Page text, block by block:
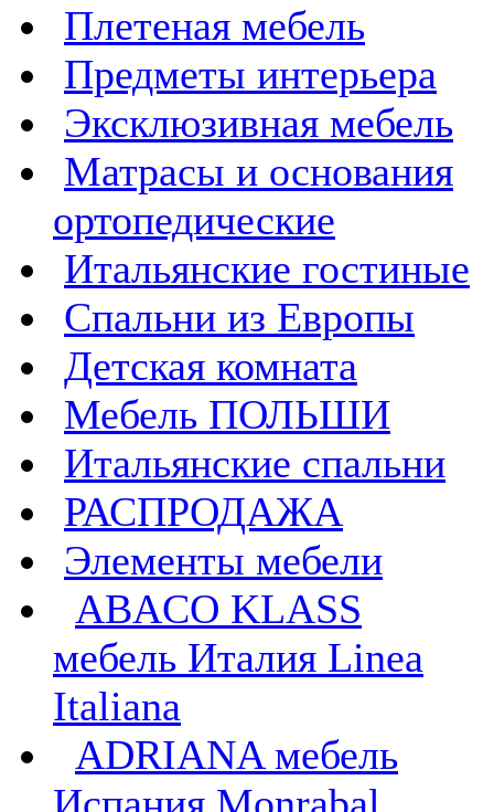
Плетеная мебель
Предметы интерьера
Эксклюзивная мебель
Матрасы и основания
ортопедические
Итальянские гостиные
Спальни из Европы
Детская комната
Мебель ПОЛЬШИ
Итальянские спальни
РАСПРОДАЖА
Элементы мебели
ABACO KLASS
мебель Италия Linea
Italiana
ADRIANA мебель